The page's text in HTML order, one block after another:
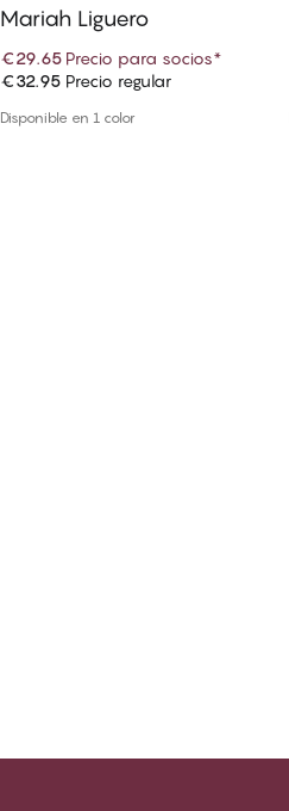
Añadir a la cesta
Mariah Liguero
€29.65 Precio para socios*
€32.95 Precio regular
Disponible en 1 color